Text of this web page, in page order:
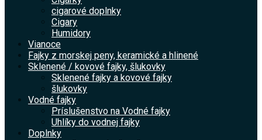
cigarové doplnky
Cigary
Humidory
Vianoce
Fajky z morskej peny, keramické a hlinené
Sklenené / kovové fajky, šlukovky
Sklenené fajky a kovové fajky
šlukovky
Vodné fajky
Príslušenstvo na Vodné fajky
Uhlíky do vodnej fajky
Doplnky